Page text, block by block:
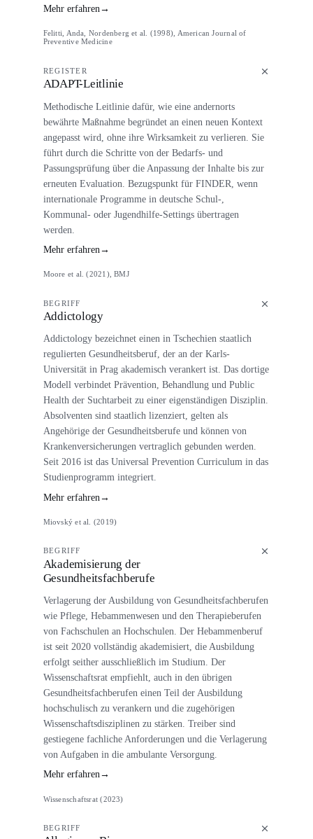
Mehr erfahren→
Felitti, Anda, Nordenberg et al. (1998), American Journal of
Preventive Medicine
REGISTER
ADAPT-Leitlinie
Methodische Leitlinie dafür, wie eine andernorts
bewährte Maßnahme begründet an einen neuen Kontext
angepasst wird, ohne ihre Wirksamkeit zu verlieren. Sie
führt durch die Schritte von der Bedarfs- und
Passungsprüfung über die Anpassung der Inhalte bis zur
erneuten Evaluation. Bezugspunkt für FINDER, wenn
internationale Programme in deutsche Schul-,
Kommunal- oder Jugendhilfe-Settings übertragen
werden.
Mehr erfahren →
Moore et al. (2021), BMJ
BEGRIFF
Addictology
Addictology bezeichnet einen in Tschechien staatlich
regulierten Gesundheitsberuf, der an der Karls-
Universität in Prag akademisch verankert ist. Das dortige
Modell verbindet Prävention, Behandlung und Public
Health der Suchtarbeit zu einer eigenständigen Disziplin.
Absolventen sind staatlich lizenziert, gelten als
Angehörige der Gesundheitsberufe und können von
Krankenversicherungen vertraglich gebunden werden.
Seit 2016 ist das Universal Prevention Curriculum in das
Studienprogramm integriert.
Mehr erfahren →
Miovský et al. (2019)
BEGRIFF
Akademisierung der
Gesundheitsfachberufe
Verlagerung der Ausbildung von Gesundheitsfachberufen
wie Pflege, Hebammenwesen und den Therapieberufen
von Fachschulen an Hochschulen. Der Hebammenberuf
ist seit 2020 vollständig akademisiert, die Ausbildung
erfolgt seither ausschließlich im Studium. Der
Wissenschaftsrat empfiehlt, auch in den übrigen
Gesundheitsfachberufen einen Teil der Ausbildung
hochschulisch zu verankern und die zugehörigen
Wissenschaftsdisziplinen zu stärken. Treiber sind
gestiegene fachliche Anforderungen und die Verlagerung
von Aufgaben in die ambulante Versorgung.
Mehr erfahren→
Wissenschaftsrat (2023)
BEGRIFF